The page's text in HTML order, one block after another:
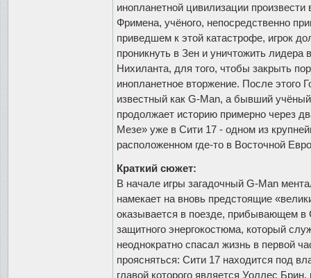
инопланетной цивилизации
Фримена, учёного, непосредственно
приведшем к этой катастрофе, игрок
проникнуть в Зен и уничтожить
Нихиланта, для того, чтобы закрыть
инопланетное вторжение. После этого
известный как G-Man, а бывший
продолжает историю примерно через
Мезе» уже в Сити 17 - одном из
расположенном где-то в Восточной
Краткий сюжет:
В начале игры загадочный G-Man
намекает на вновь предстоящие
оказывается в поезде, прибывающем в
защитного энергокостюма, который
неоднократно спасал жизнь в первой
проясняться: Сити 17 находится под
главой которого является Уоллес